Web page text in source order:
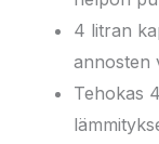
4 litran
annosten
Tehokas